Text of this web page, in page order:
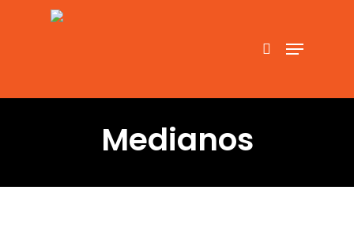
Hit enter to search or ESC to close
Medianos